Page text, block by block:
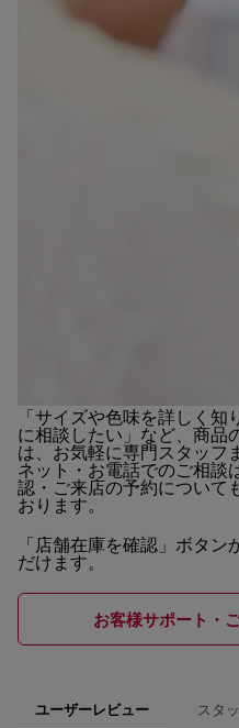
「サイズや色味を詳しく
に相談したい」など、商品
は、お気軽に専門スタッフ
ネット・お電話でのご相談
認・ご来店の予約について
おります。
「店舗在庫を確認」ボタ
だけます。
お客様サポート・
ユーザーレビュー スタ